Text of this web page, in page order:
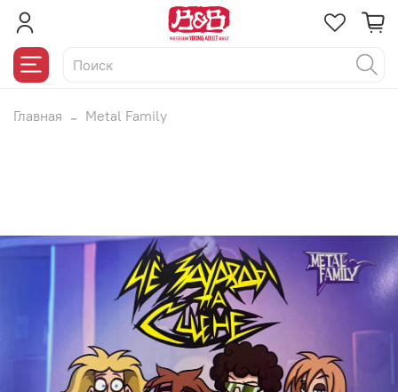
Главная Metal Family